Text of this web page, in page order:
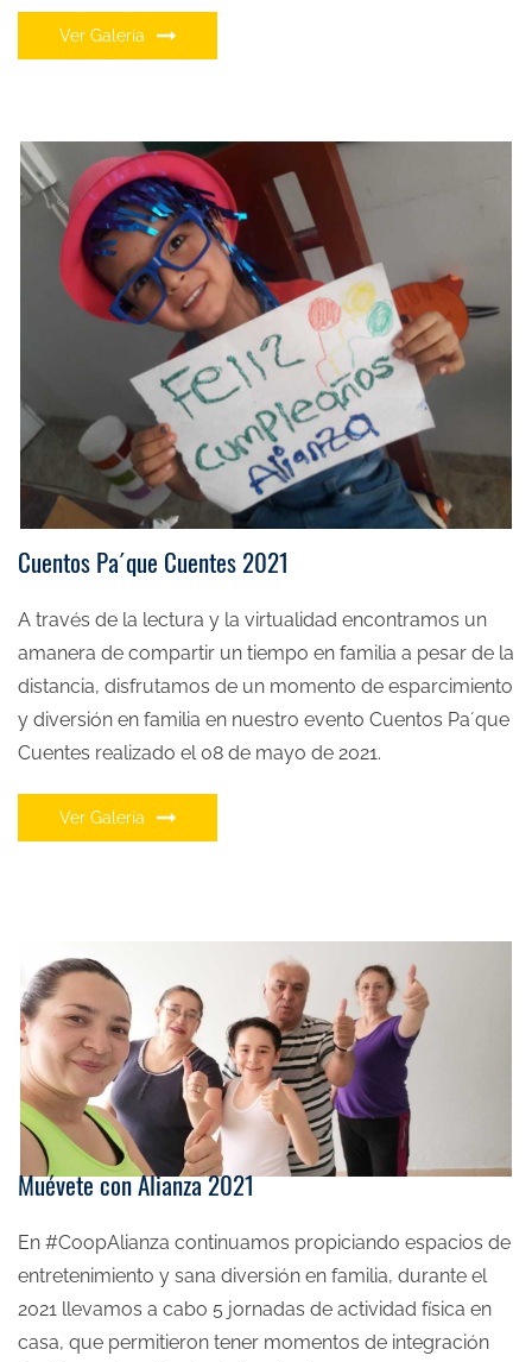
Ver Galería
Cuentos Pa´que Cuentes 2021
A través de la lectura y la virtualidad encontramos un
amanera de compartir un tiempo en familia a pesar de la
distancia, disfrutamos de un momento de esparcimiento
y diversión en familia en nuestro evento Cuentos Pa´que
Cuentes realizado el 08 de mayo de 2021.
Ver Galería
Muévete con Alianza 2021
En #CoopAlianza continuamos propiciando espacios de
entretenimiento y sana diversión en familia, durante el
2021 llevamos a cabo 5 jornadas de actividad física en
casa, que permitieron tener momentos de integración